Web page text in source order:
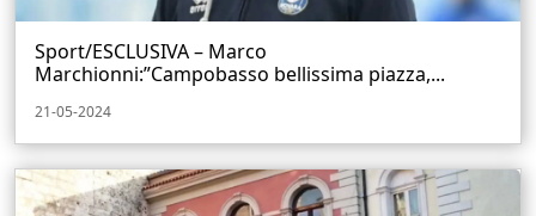
Sport/ESCLUSIVA – Marco
Marchionni:”Campobasso bellissima piazza,...
21-05-2024